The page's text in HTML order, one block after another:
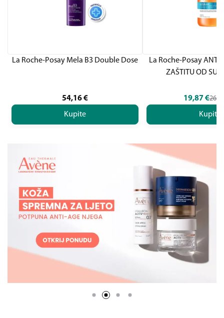
La Roche-Posay Mela B3 Double Dose
54,16€
Kupite
La Roche-Posay
ZAŠTITU OD
19,87 €
Kupite